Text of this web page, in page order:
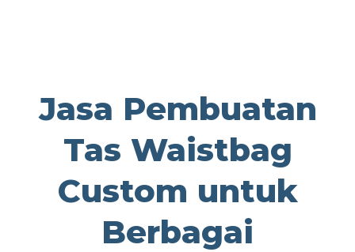
Jasa Pembuatan
Tas Waistbag
Custom untuk
Berbagai